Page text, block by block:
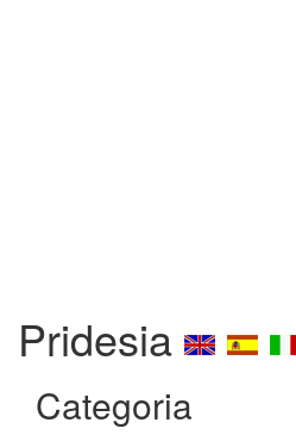
Pridesia
Categoria